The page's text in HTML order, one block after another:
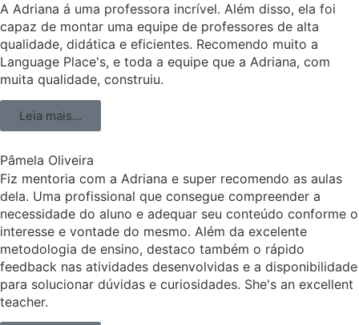
A Adriana á uma professora incrível. Além disso, ela foi
capaz de montar uma equipe de professores de alta
qualidade, didática e eficientes. Recomendo muito a
Language Place's, e toda a equipe que a Adriana, com
muita qualidade, construiu.
Leia mais...
Pâmela Oliveira
Fiz mentoria com a Adriana e super recomendo as aulas
dela. Uma profissional que consegue compreender a
necessidade do aluno e adequar seu conteúdo conforme o
interesse e vontade do mesmo. Além da excelente
metodologia de ensino, destaco também o rápido
feedback nas atividades desenvolvidas e a disponibilidade
para solucionar dúvidas e curiosidades. She's an excellent
teacher.